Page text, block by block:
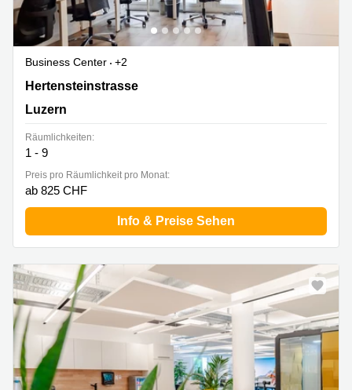
Business Center
+2
Hertensteinstrasse 51, Luzern
Hertensteinstrasse
Luzern
Räumlichkeiten:
1 - 9
Preis pro Räumlichkeit pro Monat:
ab 825 CHF
Info & Preise Sehen